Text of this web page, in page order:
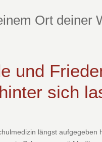
Ort deiner
und
hinter sich
längst aufgegeben